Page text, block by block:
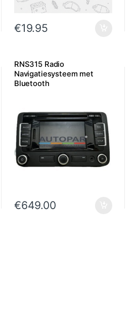
€19.95
RNS315 Radio
Navigatiesysteem met
Bluetooth
€649.00